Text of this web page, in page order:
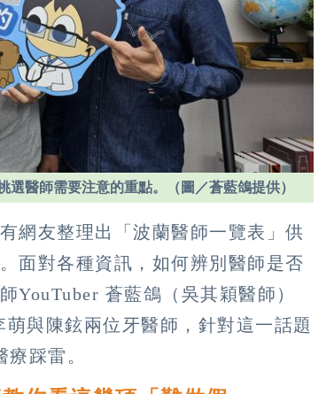
醫師需要注意的重點。（圖／蒼藍鴿提供）
網友整理出「波蘭醫師一覽表」供
面對各種資訊，如何辨別醫師是否
YouTuber 蒼藍鴿（吳其穎醫師）
與陳鉉兩位牙醫師，針對這一話題
踩雷。